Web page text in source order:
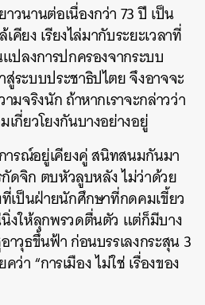
วนานต่อเนื่องกว่า 73 ปี เป็น
เคียง เรียงไล่มากับระยะเวลาที่
ปลงการปกครองจากระบบ
ะบบประชาธิปไตย จึงอาจจะ
มจริงนัก ถ้าหากเราจะกล่าวว่า
กี่ยวโยงกันบางอย่างอยู่
ารณ์อยู่เคียงคู่ สนิทสนมกันมา
กัดจิก ตบหัวลูบหลัง ไม่ว่าด้วย
เป็นฝ่ายนักศึกษาที่กดคมเขี้ยว
งให้ลุกพรวดตื่นตัว แต่ก็มีบาง
วุธขึ้นฟ้า ก่อนบรรเลงกระสุน 3
ว่า “การเมือง ไม่ใช่ เรื่องของ